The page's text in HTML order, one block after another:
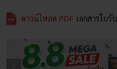
ดาวน์โหลด PDF เอกสารใบ